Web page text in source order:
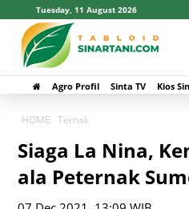
Tuesday, 11 August 2026
Agro Profil Sinta TV Kios
HOME Ternak
Siaga La Nina,
ala Peternak